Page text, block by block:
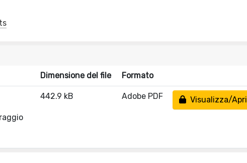
Dimensione del file Formato
442.9 kB Adobe PDF Visualizza/Apri